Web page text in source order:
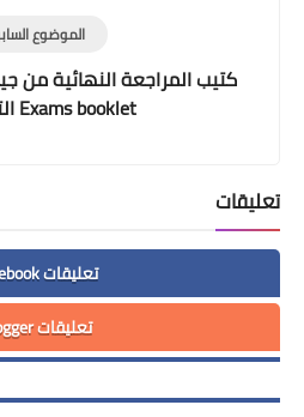
الموضوع
كتيب المراجعة النهائية من
Exams booklet الترم الاول
تعليقات
تعليقات Facebook
تعليقات Blogger